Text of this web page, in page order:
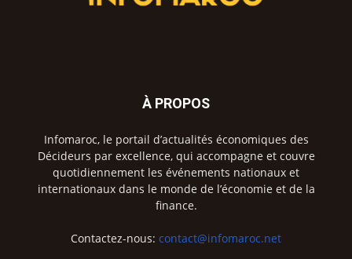
À PROPOS
Infomaroc, le portail d’actualités économiques des
Décideurs par excellence, qui accompagne et couvre
quotidiennement les événements nationaux et
internationaux dans le monde de l’économie et de la
finance.
Contactez-nous: contact@infomaroc.net